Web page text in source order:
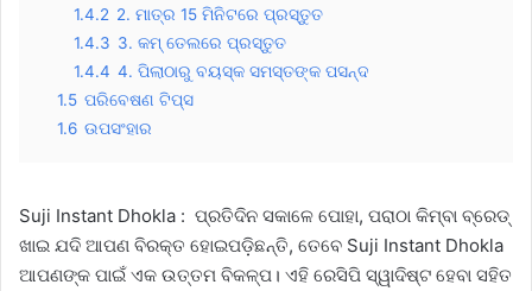
1.4.2 2. ମାତ୍ର 15 ମିନିଟରେ ପ୍ରସ୍ତୁତ
1.4.3 3. କମ୍ ତେଲରେ ପ୍ରସ୍ତୁତ
1.4.4 4. ପିଲାଠାରୁ ବୟସ୍କ ସମସ୍ତଙ୍କ ପସନ୍ଦ
1.5 ପରିବେଷଣ ଟିପ୍ସ
1.6 ଉପସଂହାର
Suji Instant Dhokla : ପ୍ରତିଦିନ ସକାଳେ ପୋହା, ପରାଠା କିମ୍ବା ବ୍ରେଡ୍
ଖାଇ ଯଦି ଆପଣ ବିରକ୍ତ ହୋଇପଡ଼ିଛନ୍ତି, ତେବେ Suji Instant Dhokla
ଆପଣଙ୍କ ପାଇଁ ଏକ ଉତ୍ତମ ବିକଳ୍ପ। ଏହି ରେସିପି ସ୍ୱାଦିଷ୍ଟ ହେବା ସହିତ